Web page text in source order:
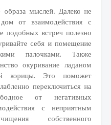
образа мыслей. Далеко не
от взаимодействия с
подобных встреч полезно
себя и помещение
палочками. Также
окуривание ладаном
корицы. Это поможет
переключиться на
от негативных
с неприятным
собственного